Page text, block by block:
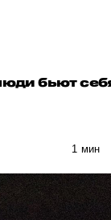
бьют
1 мин